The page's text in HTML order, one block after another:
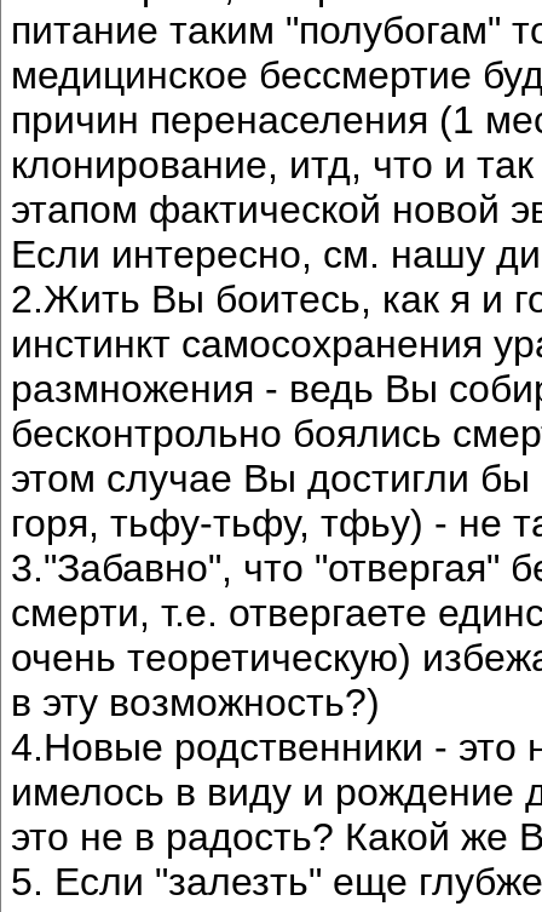
питание таким "полубогам"
медицинское бессмертие
причин перенаселения (1
клонирование, итд, что и
этапом фактической новой
Если интересно, см. нашу
2.Жить Вы боитесь, как я и
инстинкт самосохранения
размножения - ведь Вы
бесконтрольно боялись
этом случае Вы достигли
горя, тьфу-тьфу, тфьу) - не
3."Забавно", что "отвергая"
смерти, т.е. отвергаете
очень теоретическую)
в эту возможность?)
4.Новые родственники - это
имелось в виду и рождение
это не в радость? Какой же
5. Если "залезть" еще